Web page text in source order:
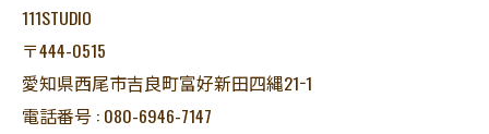
111STUDIO
〒444-0515
愛知県西尾市吉良町富好新田四縄21−1
電話番号 : 080-6946-7147